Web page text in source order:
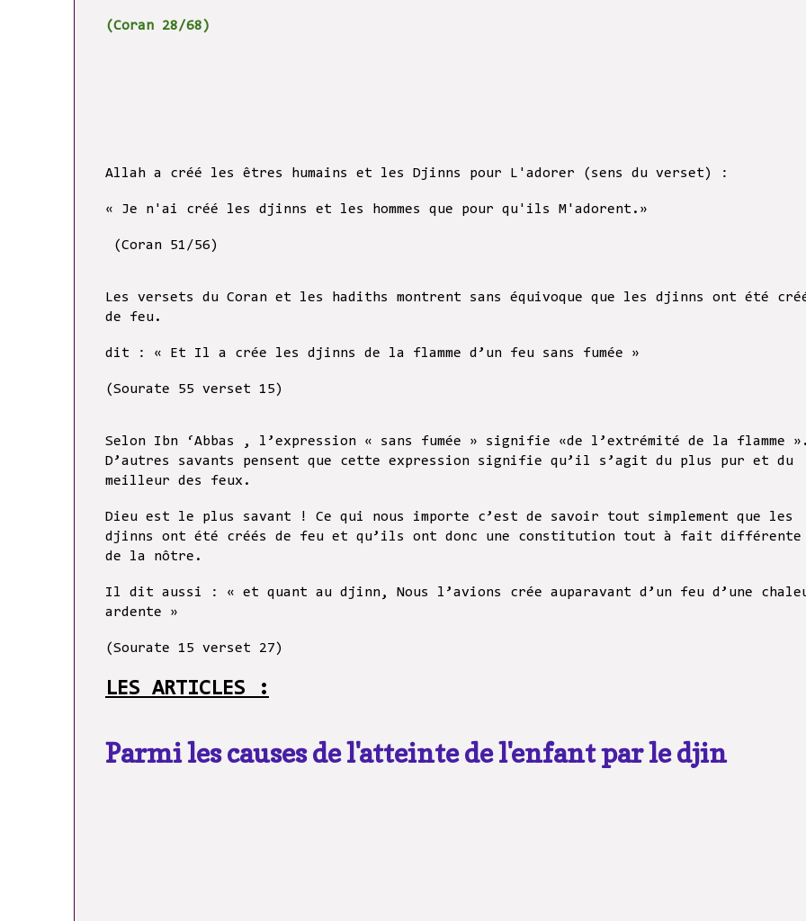
(Coran 28/68)
Allah a créé les êtres humains et les Djinns pour L'adorer (sens du verset) :
« Je n'ai créé les djinns et les hommes que pour qu'ils M'adorent.»
(Coran 51/56)
Les versets du Coran et les hadiths montrent sans équivoque que les djinns ont été
de feu.
dit : « Et Il a crée les djinns de la flamme d’un feu sans fumée »
(Sourate 55 verset 15)
Selon Ibn ‘Abbas , l’expression « sans fumée » signifie «de l’extrémité de la flamme
D’autres savants pensent que cette expression signifie qu’il s’agit du plus pur et du
meilleur des feux.
Dieu est le plus savant ! Ce qui nous importe c’est de savoir tout simplement que les
djinns ont été créés de feu et qu’ils ont donc une constitution tout à fait différente
de la nôtre.
Il dit aussi : « et quant au djinn, Nous l’avions crée auparavant d’un feu d’une
ardente »
(Sourate 15 verset 27)
LES ARTICLES :
Parmi les causes de l'atteinte de l'enfant par le djin